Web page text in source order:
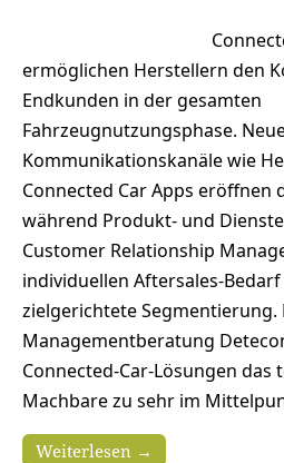
ermöglichen Herstellern den
Endkunden in der gesamten
Fahrzeugnutzungsphase.
Kommunikationskanäle wie
Connected Car Apps
während Produkt- und
Customer Relationship
individuellen Aftersales-
zielgerichtete Segmentierung.
Managementberatung
Connected-Car-Lösungen das
Machbare zu sehr im
Weiterlesen →